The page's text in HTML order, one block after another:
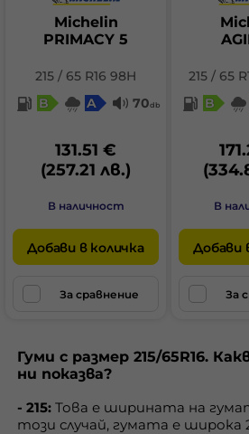
Michelin
PRIMACY 5
215 / 65 R16 98H
B
A 70db
131.51 €
(257.21 лв.)
В наличност
Добави в количка
За сравнение
215 / 65
B
В
Добави
За
Гуми с размер 215/65R16.
ни показва?
- 215: Това е ширината на
този случай, гумата е широка